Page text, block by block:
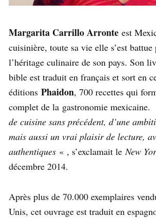
Margarita Carrillo Arronte est
cuisinière, toute sa vie elle s’est battue
l’héritage culinaire de son pays. Son
bible est traduit en français et sort en
éditions Phaidon, 700 recettes qui
complet de la gastronomie mexicaine.
de cuisine sans précédent, d’une
mais aussi un vrai plaisir de lecture,
authentiques « , s’exclamait leNew
décembre 2014.
Après plus de 70.000 exemplaires
Unis, cet ouvrage est traduit en